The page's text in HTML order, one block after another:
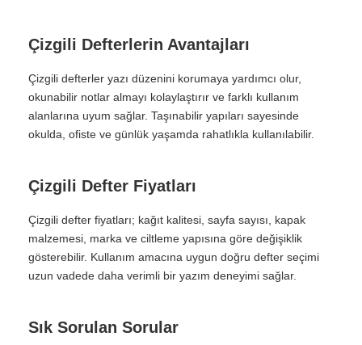
Çizgili Defterlerin Avantajları
Çizgili defterler yazı düzenini korumaya yardımcı olur,
okunabilir notlar almayı kolaylaştırır ve farklı kullanım
alanlarına uyum sağlar. Taşınabilir yapıları sayesinde
okulda, ofiste ve günlük yaşamda rahatlıkla kullanılabilir.
Çizgili Defter Fiyatları
Çizgili defter fiyatları; kağıt kalitesi, sayfa sayısı, kapak
malzemesi, marka ve ciltleme yapısına göre değişiklik
gösterebilir. Kullanım amacına uygun doğru defter seçimi
uzun vadede daha verimli bir yazım deneyimi sağlar.
Sık Sorulan Sorular